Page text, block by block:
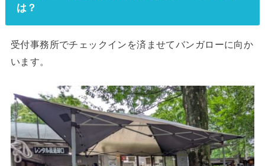
は？
受付事務所でチェックインを済ませてバンガローに向か
います。